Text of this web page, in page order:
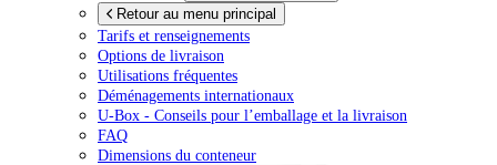
Retour au menu principal
Tarifs et renseignements
Options de livraison
Utilisations fréquentes
Déménagements internationaux
U-Box - Conseils pour l’emballage et la livraison
FAQ
Dimensions du conteneur